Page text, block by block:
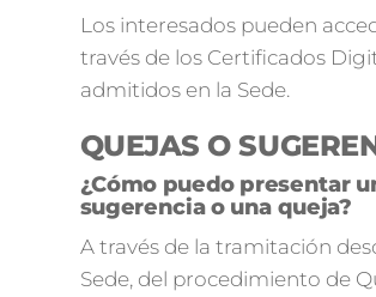
Los interesados pueden
través de los Certificados
admitidos en la Sede.
QUEJAS O
¿Cómo puedo presentar
sugerencia o una queja?
A través de la tramitación
Sede, del procedimiento de